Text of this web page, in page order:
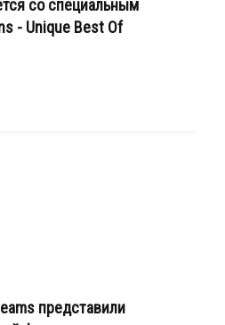
со специальным
- Unique Best Of
представили